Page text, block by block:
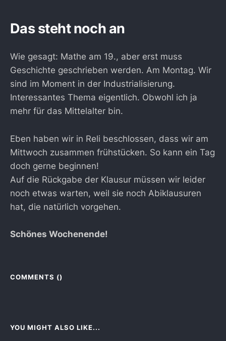
Das steht noch an
Wie gesagt: Mathe am 19., aber erst muss
Geschichte geschrieben werden. Am Montag. Wir
sind im Moment in der Industrialisierung.
Interessantes Thema eigentlich. Obwohl ich ja
mehr für das Mittelalter bin.
Eben haben wir in Reli beschlossen, dass wir am
Mittwoch zusammen frühstücken. So kann ein Tag
doch gerne beginnen!
Auf die Rückgabe der Klausur müssen wir leider
noch etwas warten, weil sie noch Abiklausuren
hat, die natürlich vorgehen.
Schönes Wochenende!
COMMENTS ()
YOU MIGHT ALSO LIKE...